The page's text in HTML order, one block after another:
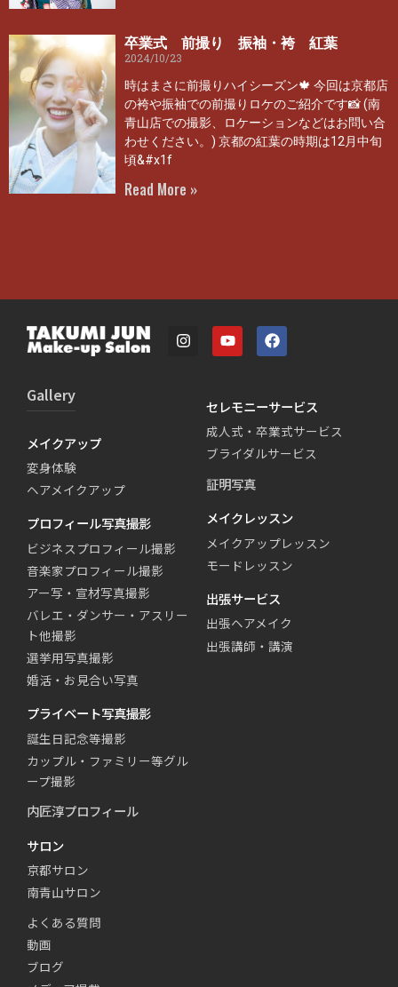
卒業式 前撮り 振袖・袴 紅葉
2024/10/23
時はまさに前撮りハイシーズン🍁 今回は京都店
の袴や振袖での前撮りロケのご紹介です📸 (南
青山店での撮影、ロケーションなどはお問い合
わせください。) 京都の紅葉の時期は12月中旬
頃&#x1f
Read More »
Gallery
メイクアップ
変身体験
ヘアメイクアップ
プロフィール写真撮影
ビジネスプロフィール撮影
音楽家プロフィール撮影
アー写・宣材写真撮影
バレエ・ダンサー・アスリー
ト他撮影
選挙用写真撮影
婚活・お見合い写真
プライベート写真撮影
誕生日記念等撮影
カップル・ファミリー等グル
ープ撮影
セレモニーサービス
成人式・卒業式サービス
ブライダルサービス
証明写真
メイクレッスン
メイクアップレッスン
モードレッスン
出張サービス
出張ヘアメイク
出張講師・講演
内匠淳プロフィール
サロン
京都サロン
南青山サロン
よくある質問
動画
ブログ